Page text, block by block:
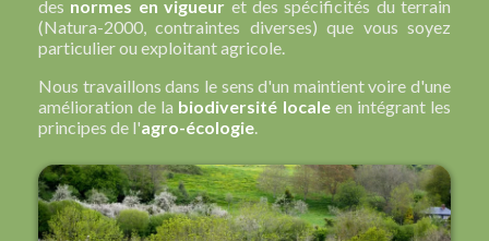
des normes en vigueur et des spécificités du terrain
(Natura-2000, contraintes diverses) que vous soyez
particulier ou exploitant agricole.
Nous travaillons dans le sens d'un maintient voire d'une
amélioration de la biodiversité localeen intégrant les
principes de l'agro-écologie